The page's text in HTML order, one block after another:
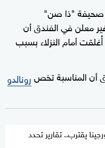
صحيفة "ذا صن"
معلن في الفندق أن
أمام النزلاء بسبب
أن المناسبة تخصرونالدو
يقترب.. تقارير تحدد